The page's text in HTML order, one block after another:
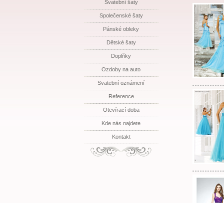
Svatební šaty
Společenské šaty
Pánské obleky
Dětské šaty
Doplňky
Ozdoby na auto
Svatební oznámení
Reference
Otevírací doba
Kde nás najdete
Kontakt